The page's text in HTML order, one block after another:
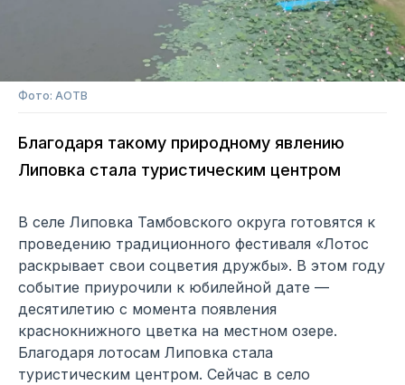
Фото: АОТВ
Благодаря такому природному явлению
Липовка стала туристическим центром
В селе Липовка Тамбовского округа готовятся к
проведению традиционного фестиваля «Лотос
раскрывает свои соцветия дружбы». В этом году
событие приурочили к юбилейной дате —
десятилетию с момента появления
краснокнижного цветка на местном озере.
Благодаря лотосам Липовка стала
туристическим центром. Сейчас в село